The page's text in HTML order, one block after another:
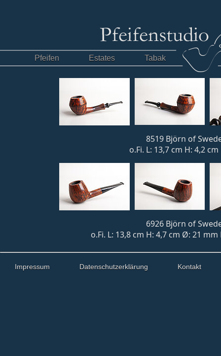
Pfeifen Estates Tabak
8519 Björn of
o.Fi. L: 13,7 cm H: 4,2
6926 Björn of
o.Fi. L: 13,8 cm H: 4,7 cm Ø: 21
Impressum Datenschutzerklärung Kontakt